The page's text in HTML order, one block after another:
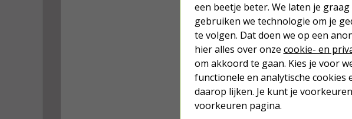
een beetje beter. We laten je
gebruiken we technologie om je
te volgen. Dat doen we op een
hier alles over onze cookie- en
om akkoord te gaan. Kies je voor
functionele en analytische cookies
daarop lijken. Je kunt je
voorkeuren pagina.